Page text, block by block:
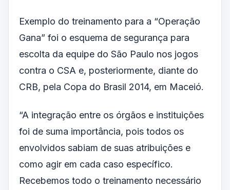
Exemplo do treinamento para a “Operação
Gana” foi o esquema de segurança para
escolta da equipe do São Paulo nos jogos
contra o CSA e, posteriormente, diante do
CRB, pela Copa do Brasil 2014, em Maceió.
“A integração entre os órgãos e instituições
foi de suma importância, pois todos os
envolvidos sabiam de suas atribuições e
como agir em cada caso específico.
Recebemos todo o treinamento necessário